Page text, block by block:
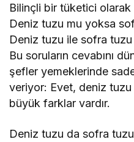
Bilinçli bir tüketici olarak
Deniz tuzu mu yoksa
Deniz tuzu ile sofra tuzu
Bu soruların cevabını
şefler yemeklerinde
veriyor: Evet, deniz tuzu
büyük farklar vardır.
Deniz tuzu da sofra